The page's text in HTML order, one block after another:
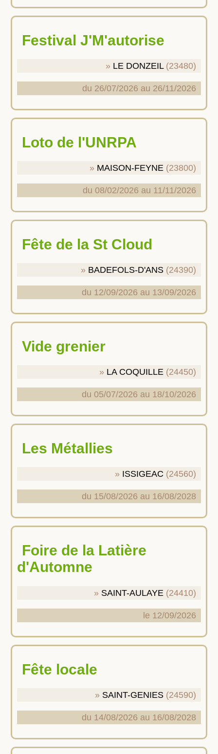
Festival J'M'autorise
LE DONZEIL(23480)
du 26/07/2026 au 26/11/2026
Loto de l'UNRPA
MAISON-FEYNE (23800)
du 08/02/2026 au 11/11/2026
Fête de la St Cloud
BADEFOLS-D'ANS (24390)
du 12/09/2026 au 13/09/2026
Vide grenier
LA COQUILLE (24450)
du 05/07/2026 au 18/10/2026
Les Métallies
ISSIGEAC (24560)
du 15/08/2026 au 16/08/2028
Foire de la Latière
d'Automne
SAINT-AULAYE (24410)
le 12/09/2026
Fête locale
SAINT-GENIES (24590)
du 14/08/2026 au 16/08/2028